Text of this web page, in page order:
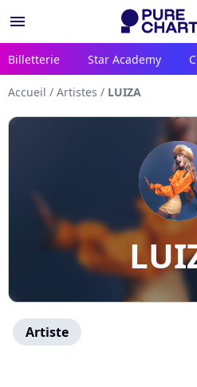
menu
Billetterie Star Academy
Accueil / Artistes / LUIZA
Artiste